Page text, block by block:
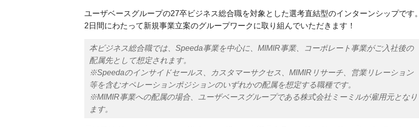
ユーザベースグループの27卒ビジネス総合職を対象とした選考直結型のインターンシップです。
2日間にわたって新規事業立案のグループワークに取り組んでいただきます！
本ビジネス総合職では、Speeda事業を中心に、MIMIR事業、コーポレート事業がご入社後の
配属先として想定されます。
※Speedaのインサイドセールス、カスタマーサクセス、MIMIRリサーチ、営業リレーション
等を含むオペレーションポジションのいずれかの配属を想定する職種です。
※MIMIR事業への配属の場合、ユーザベースグループである株式会社ミーミルが雇用元となり
ます。